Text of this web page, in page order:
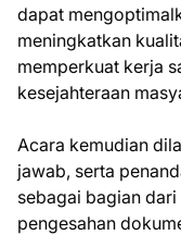
dapat
meningkatkan
memperkuat kerja
kesejahteraan
Acara kemudian
jawab, serta
sebagai bagian
pengesahan